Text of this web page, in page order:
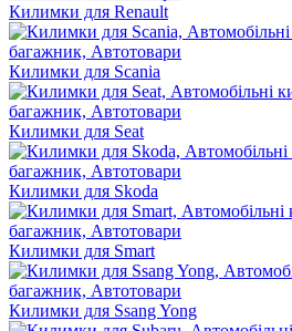
Килимки для Renault
Килимки для Scania
Килимки для Seat
Килимки для Skoda
Килимки для Smart
Килимки для Ssang Yong